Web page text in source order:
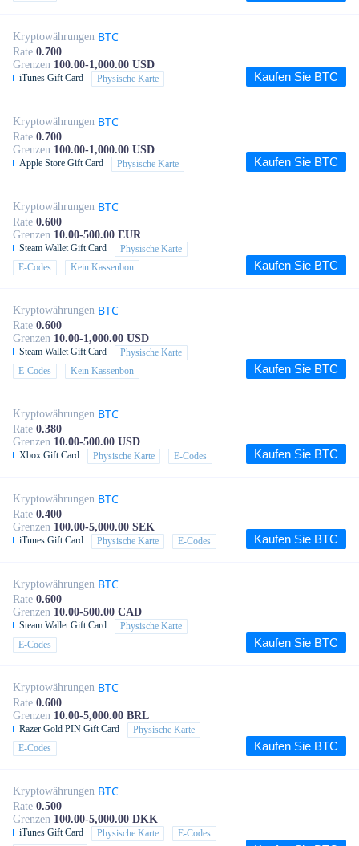
Kryptowährungen BTC
Rate 0.700
Grenzen 100.00-1,000.00 USD
iTunes Gift Card Physische Karte Kaufen Sie BTC
Kryptowährungen BTC
Rate 0.700
Grenzen 100.00-1,000.00 USD
Apple Store Gift Card Physische Karte Kaufen Sie BTC
Kryptowährungen BTC
Rate 0.600
Grenzen 10.00-500.00 EUR
Steam Wallet Gift Card
Physische Karte
E-Codes
Kein Kassenbon Kaufen Sie BTC
Kryptowährungen BTC
Rate 0.600
Grenzen 10.00-1,000.00 USD
Steam Wallet Gift Card
Physische Karte
E-Codes
Kein Kassenbon Kaufen Sie BTC
Kryptowährungen BTC
Rate 0.380
Grenzen 10.00-500.00 USD
Xbox Gift Card Physische Karte E-Codes Kaufen Sie BTC
Kryptowährungen BTC
Rate 0.400
Grenzen 100.00-5,000.00 SEK
iTunes Gift Card Physische Karte E-Codes Kaufen Sie BTC
Kryptowährungen BTC
Rate 0.600
Grenzen 10.00-500.00 CAD
Steam Wallet Gift Card
Physische Karte
E-Codes
Kaufen Sie BTC
Kryptowährungen BTC
Rate 0.600
Grenzen 10.00-5,000.00 BRL
Razer Gold PIN Gift Card
Physische Karte
E-Codes
Kaufen Sie BTC
Kryptowährungen BTC
Rate 0.500
Grenzen 100.00-5,000.00 DKK
iTunes Gift Card Physische Karte E-Codes